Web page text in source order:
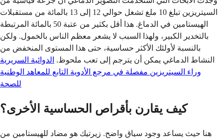
السيتريزين تبلغ 10 ملغ تشغل حوالي 12 إلى 13 بالمائة من مستقبلات
الهيستامين في الدماغ. هذا أقل بكثير من عتبة 50 بالمائة المرتبطة
بالتخدير الكبير، ولهذا السبب لا يشعر معظم الناس بالخمول. ولكن
بالنسبة لأولئك الأكثر حساسية، حتى هذا المستوى المنخفض من
النشاط الدماغي يمكن أن يترجم إلى تعب ملحوظ. الدوائية السريرية
وراء السيتريزين مفصلة في مرجع الأدوية التابع للمعاهد الوطنية
للصحة
كيف يقارن بأقراص الحساسية الأخرى؟
هنا حيث يساعد وجود سياق واضح. زيرتيك هو مضاد للهيستامين من